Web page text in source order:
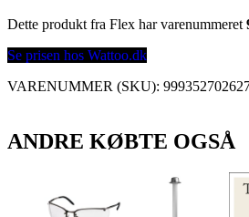
Dette produkt fra Flex har varenummeret
Se prisen hos Wattoo.dk
VARENUMMER (SKU):
ANDRE KØBTE OGSÅ